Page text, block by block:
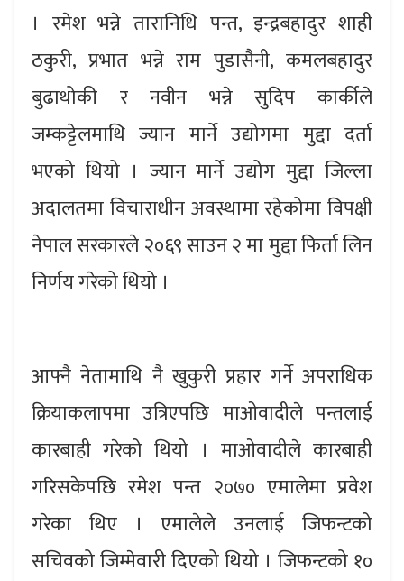
। रमेश भन्ने तारानिधि पन्त, इन्द्रबहादुर शाही
ठकुरी, प्रभात भन्ने राम पुडासैनी, कमलबहादुर
बुढाथोकी र नवीन भन्ने सुदिप कार्कीले
जम्कट्टेलमाथि ज्यान मार्ने उद्योगमा मुद्दा दर्ता
भएको थियो । ज्यान मार्ने उद्योग मुद्दा जिल्ला
अदालतमा विचाराधीन अवस्थामा रहेकोमा विपक्षी
नेपाल सरकारले २०६९ साउन २ मा मुद्दा फिर्ता लिन
निर्णय गरेको थियो ।
आफ्नै नेतामाथि नै खुकुरी प्रहार गर्ने अपराधिक
क्रियाकलापमा उत्रिएपछि माओवादीले पन्तलाई
कारबाही गरेको थियो । माओवादीले कारबाही
गरिसकेपछि रमेश पन्त २०७० एमालेमा प्रवेश
गरेका थिए । एमालेले उनलाई जिफन्टको
सचिवको जिम्मेवारी दिएको थियो । जिफन्टको १०